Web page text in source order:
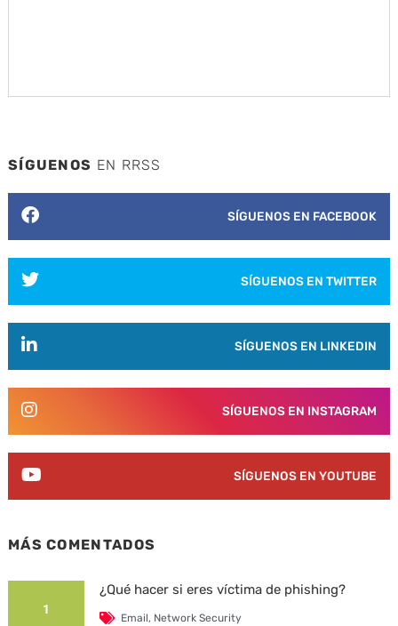
SÍGUENOS EN RRSS
SÍGUENOS EN FACEBOOK
SÍGUENOS EN TWITTER
SÍGUENOS EN LINKEDIN
SÍGUENOS EN INSTAGRAM
SÍGUENOS EN YOUTUBE
MÁS COMENTADOS
1
¿Qué hacer si eres víctima de phishing?
Email, Network Security